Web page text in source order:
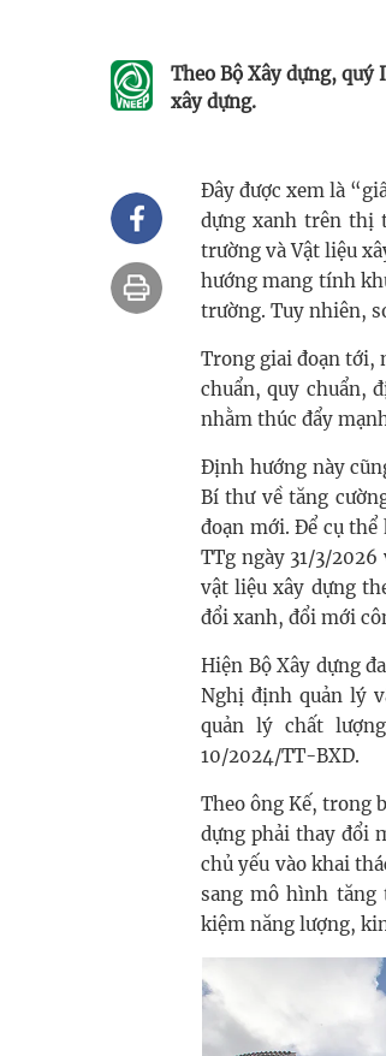
Theo Bộ Xây dựng,
xây dựng.
Đây được xem là
dựng xanh trên thị
trường và Vật liệu
hướng mang tính
trường. Tuy nhiên,
Trong giai đoạn tới,
chuẩn, quy chuẩn,
nhằm thúc đẩy
Định hướng này
Bí thư về tăng
đoạn mới. Để cụ
TTg ngày 31/3/
vật liệu xây dựng
đổi xanh, đổi mới
Hiện Bộ Xây dựng
Nghị định quản lý
quản lý chất
10/2024/TT-BXD.
Theo ông Kế, trong
dựng phải thay đổi
chủ yếu vào khai
sang mô hình tăng
kiệm năng lượng,